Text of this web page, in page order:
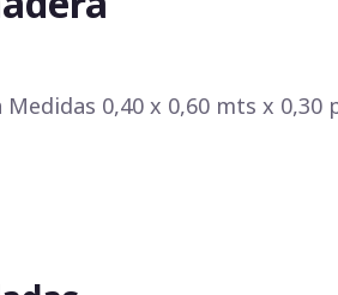
0,40 x 0,60 mts x 0,30